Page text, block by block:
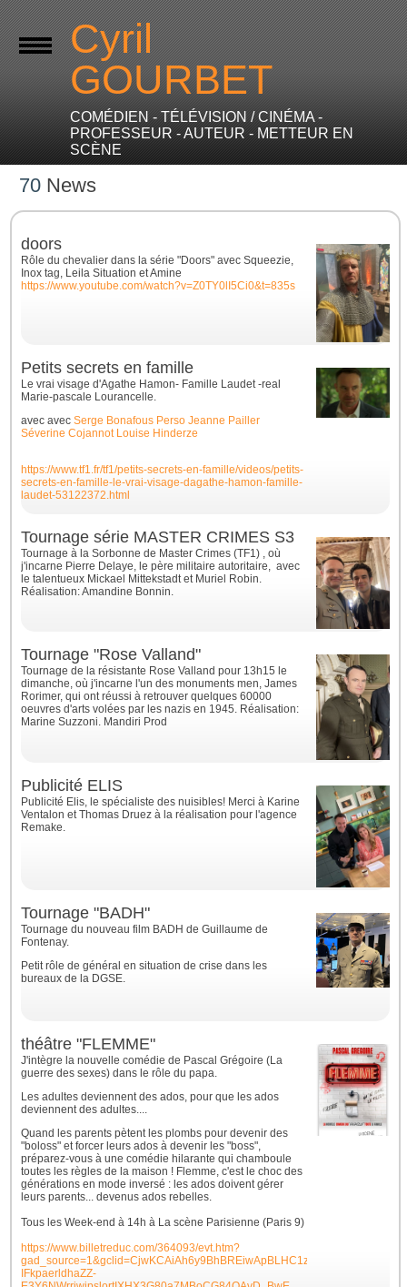
Cyril
GOURBET
COMÉDIEN - TÉLÉVISION / CINÉMA -
PROFESSEUR - AUTEUR - METTEUR EN
SCÈNE
70 News
doors
Rôle du chevalier dans la série "Doors" avec Squeezie,
Inox tag, Leila Situation et Amine
https://www.youtube.com/watch?v=Z0TY0lI5Ci0&t=835s
Petits secrets en famille
Le vrai visage d'Agathe Hamon- Famille Laudet -real
Marie-pascale Lourancelle.
avecavecSerge Bonafous Perso Jeanne Pailler
Séverine Cojannot Louise Hinderze
https://www.tf1.fr/tf1/petits-secrets-en-famille/videos/petits-
secrets-en-famille-le-vrai-visage-dagathe-hamon-famille-
laudet-53122372.html
Tournage série MASTER CRIMES S3
Tournage à la Sorbonne de Master Crimes (TF1) , où
j'incarne Pierre Delaye, le père militaire autoritaire, avec
le talentueux Mickael Mittekstadt et Muriel Robin.
Réalisation: Amandine Bonnin.
Tournage "Rose Valland"
Tournage de la résistante Rose Valland pour 13h15 le
dimanche, où j'incarne l'un des monuments men, James
Rorimer, qui ont réussi à retrouver quelques 60000
oeuvres d'arts volées par les nazis en 1945. Réalisation:
Marine Suzzoni. Mandiri Prod
Publicité ELIS
Publicité Elis, le spécialiste des nuisibles! Merci à Karine
Ventalon et Thomas Druez à la réalisation pour l'agence
Remake.
Tournage "BADH"
Tournage du nouveau film BADH de Guillaume de
Fontenay.
Petit rôle de général en situation de crise dans les
bureaux de la DGSE.
théâtre "FLEMME"
J'intègre la nouvelle comédie de Pascal Grégoire (La
guerre des sexes) dans le rôle du papa.
Les adultes deviennent des ados, pour que les ados
deviennent des adultes....
Quand les parents pètent les plombs pour devenir des
"boloss" et forcer leurs ados à devenir les "boss",
préparez-vous à une comédie hilarante qui chamboule
toutes les règles de la maison ! Flemme, c'est le choc des
générations en mode inversé : les ados doivent gérer
leurs parents... devenus ados rebelles.
Tous les Week-end à 14h à La scène Parisienne (Paris 9)
https://www.billetreduc.com/364093/evt.htm?
gad_source=1&gclid=CjwKCAiAh6y9BhBREiwApBLHC1zp7WijEQ-
IFkpaerldhaZZ-